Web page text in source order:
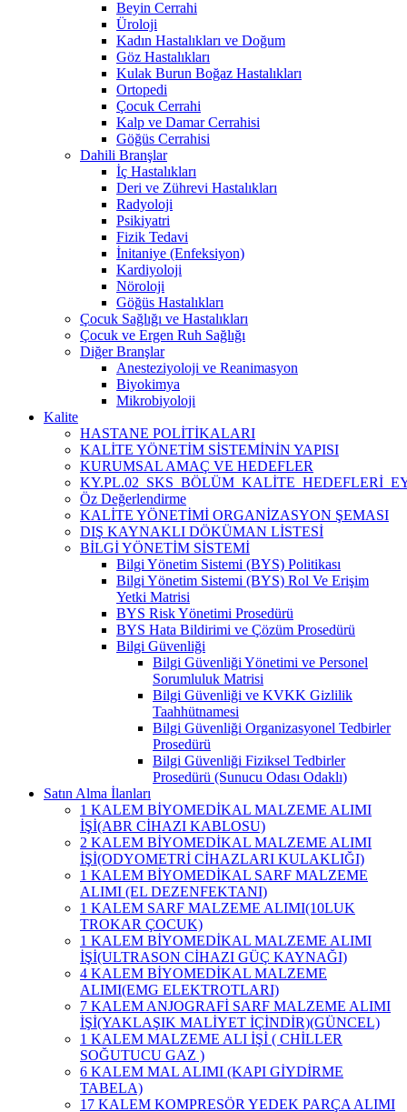
Beyin Cerrahi
Üroloji
Kadın Hastalıkları ve Doğum
Göz Hastalıkları
Kulak Burun Boğaz Hastalıkları
Ortopedi
Çocuk Cerrahi
Kalp ve Damar Cerrahisi
Göğüs Cerrahisi
Dahili Branşlar
İç Hastalıkları
Deri ve Zührevi Hastalıkları
Radyoloji
Psikiyatri
Fizik Tedavi
İnitaniye (Enfeksiyon)
Kardiyoloji
Nöroloji
Göğüs Hastalıkları
Çocuk Sağlığı ve Hastalıkları
Çocuk ve Ergen Ruh Sağlığı
Diğer Branşlar
Anesteziyoloji ve Reanimasyon
Biyokimya
Mikrobiyoloji
Kalite
HASTANE POLİTİKALARI
KALİTE YÖNETİM SİSTEMİNİN YAPISI
KURUMSAL AMAÇ VE HEDEFLER
Öz Değerlendirme
KALİTE YÖNETİMİ ORGANİZASYON ŞEMASI
DIŞ KAYNAKLI DÖKÜMAN LİSTESİ
BİLGİ YÖNETİM SİSTEMİ
Bilgi Yönetim Sistemi (BYS) Politikası
Bilgi Yönetim Sistemi (BYS) Rol Ve Erişim
Yetki Matrisi
BYS Risk Yönetimi Prosedürü
BYS Hata Bildirimi ve Çözüm Prosedürü
Bilgi Güvenliği
Bilgi Güvenliği Yönetimi ve Personel
Sorumluluk Matrisi
Bilgi Güvenliği ve KVKK Gizlilik
Taahhütnamesi
Bilgi Güvenliği Organizasyonel Tedbirler
Prosedürü
Bilgi Güvenliği Fiziksel Tedbirler
Prosedürü (Sunucu Odası Odaklı)
Satın Alma İlanları
1 KALEM BİYOMEDİKAL MALZEME ALIMI
İŞİ(ABR CİHAZI KABLOSU)
2 KALEM BİYOMEDİKAL MALZEME ALIMI
İŞİ(ODYOMETRİ CİHAZLARI KULAKLIĞI)
1 KALEM BİYOMEDİKAL SARF MALZEME
ALIMI (EL DEZENFEKTANI)
1 KALEM SARF MALZEME ALIMI(10LUK
TROKAR ÇOCUK)
1 KALEM BİYOMEDİKAL MALZEME ALIMI
İŞİ(ULTRASON CİHAZI GÜÇ KAYNAĞI)
4 KALEM BİYOMEDİKAL MALZEME
ALIMI(EMG ELEKTROTLARI)
7 KALEM ANJOGRAFİ SARF MALZEME ALIMI
İŞİ(YAKLAŞIK MALİYET İÇİNDİR)(GÜNCEL)
1 KALEM MALZEME ALI İŞİ ( CHİLLER
SOĞUTUCU GAZ )
6 KALEM MAL ALIMI (KAPI GİYDİRME
TABELA)
17 KALEM KOMPRESÖR YEDEK PARÇA ALIMI